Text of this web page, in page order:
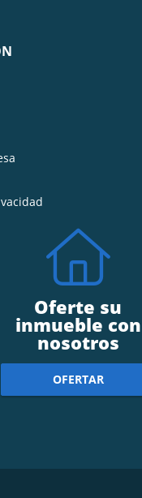
Oferte su
inmueble con
nosotros
OFERTAR